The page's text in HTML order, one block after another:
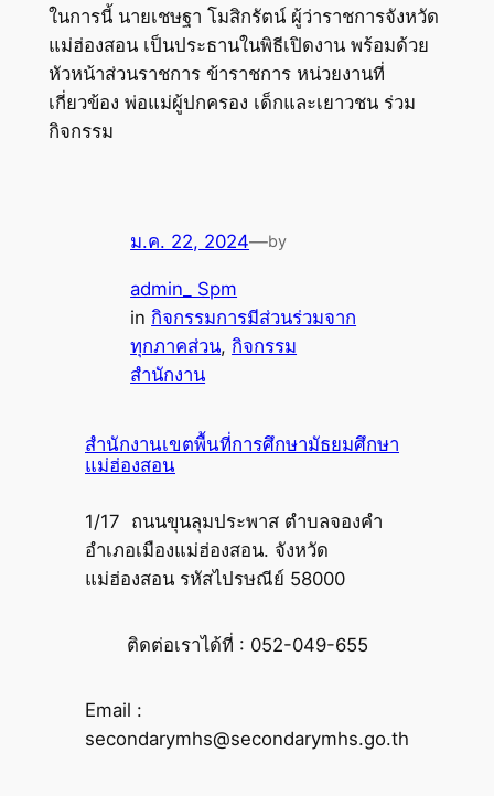
ในการนี้ นายเชษฐา โมสิกรัตน์ ผู้ว่าราชการจังหวัด
แม่ฮ่องสอน เป็นประธานในพิธีเปิดงาน พร้อมด้วย
หัวหน้าส่วนราชการ ข้าราชการ หน่วยงานที่
เกี่ยวข้อง พ่อแม่ผู้ปกครอง เด็กและเยาวชน ร่วม
กิจกรรม
ม.ค. 22, 2024—by
admin_ Spm
in กิจกรรมการมีส่วนร่วมจาก
ทุกภาคส่วน, กิจกรรม
สำนักงาน
สำนักงานเขตพื้นที่การศึกษามัธยมศึกษา
แม่ฮ่องสอน
1/17 ถนนขุนลุมประพาส ตำบลจองคำ
อำเภอเมืองแม่ฮ่องสอน. จังหวัด
แม่ฮ่องสอน รหัสไปรษณีย์ 58000
ติดต่อเราได้ที่ : 052-049-655
Email :
secondarymhs@secondarymhs.go.th